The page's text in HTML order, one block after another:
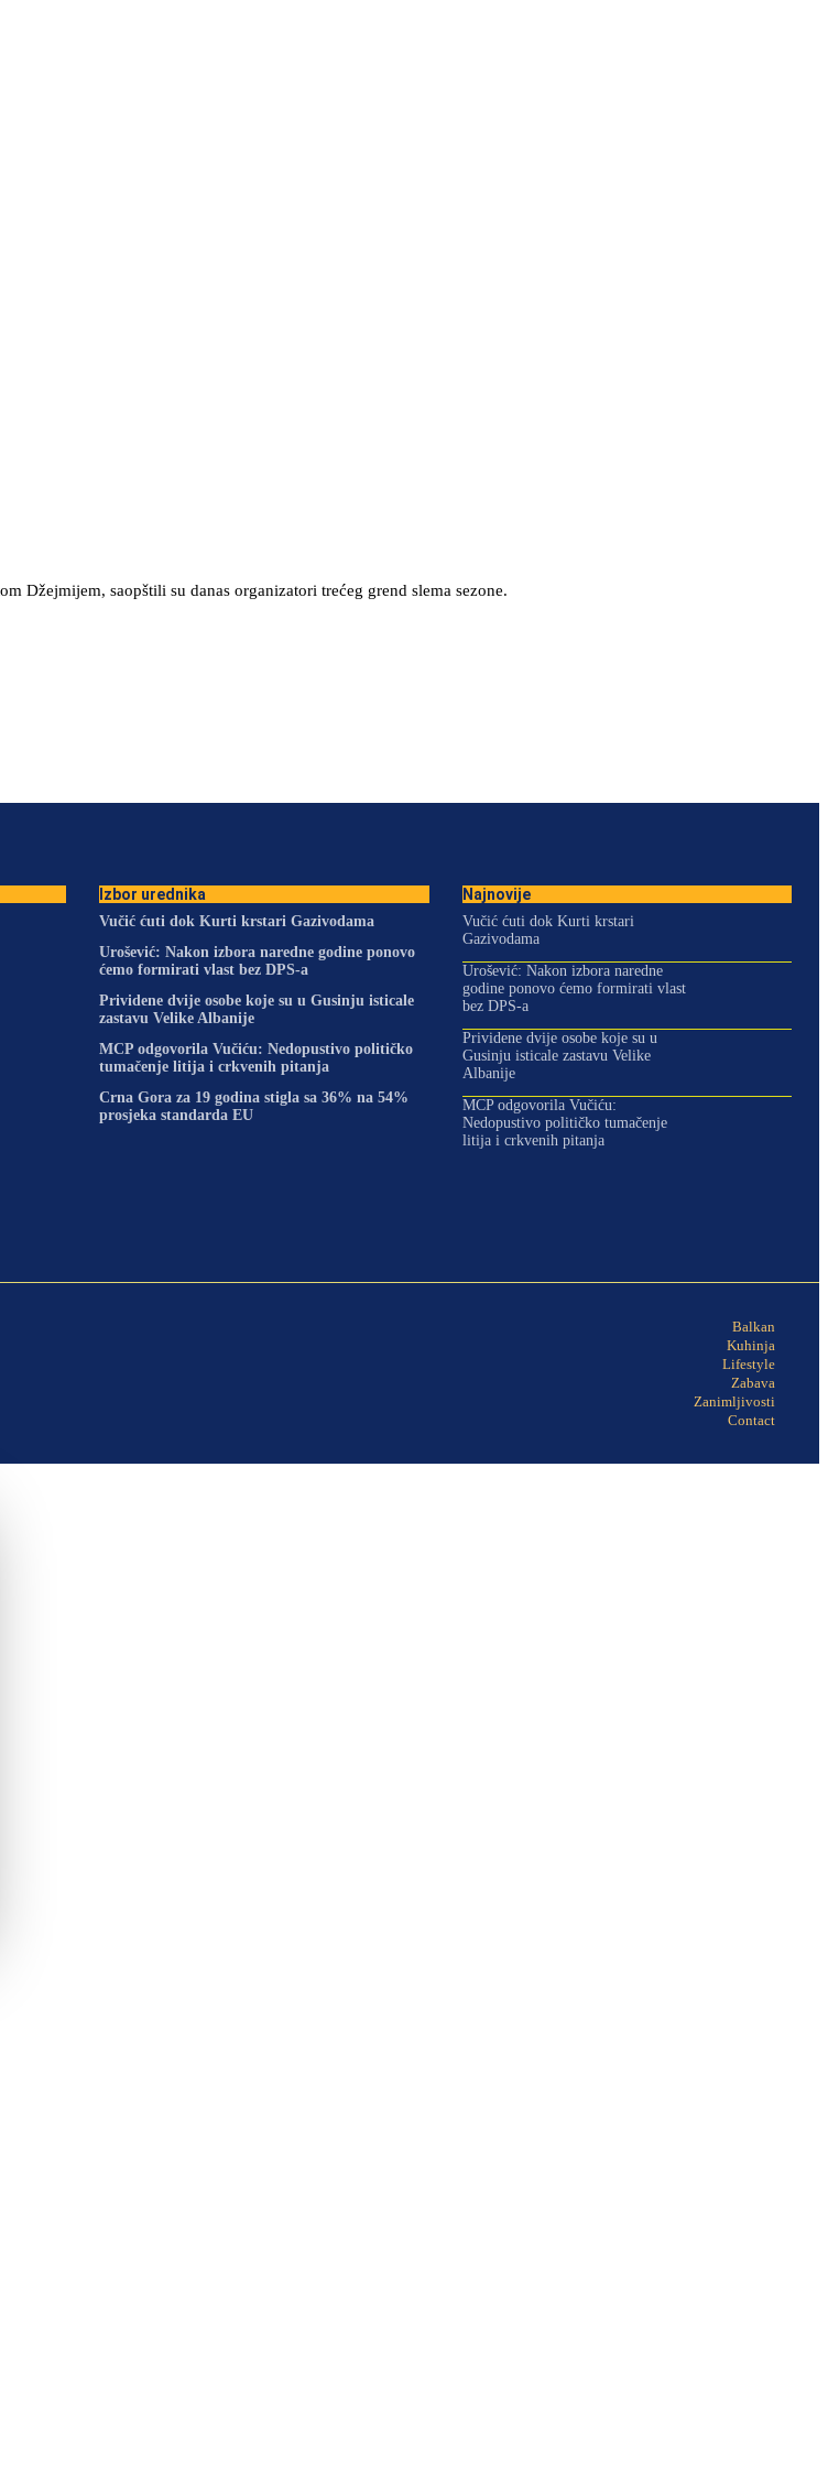
Džejmijem, saopštili su danas organizatori trećeg grend slema sezone.
Izbor urednika
Vučić ćuti dok Kurti krstari Gazivodama
Urošević: Nakon izbora naredne godine ponovo
ćemo formirati vlast bez DPS-a
Prividene dvije osobe koje su u Gusinju isticale
zastavu Velike Albanije
MCP odgovorila Vučiću: Nedopustivo političko
tumačenje litija i crkvenih pitanja
Crna Gora za 19 godina stigla sa 36% na 54%
prosjeka standarda EU
Najnovije
Vučić ćuti dok Kurti krstari
Gazivodama
Urošević: Nakon izbora naredne
godine ponovo ćemo formirati vlast
bez DPS-a
Prividene dvije osobe koje su u
Gusinju isticale zastavu Velike
Albanije
MCP odgovorila Vučiću:
Nedopustivo političko tumačenje
litija i crkvenih pitanja
Balkan
Kuhinja
Lifestyle
Zabava
Zanimljivosti
Contact